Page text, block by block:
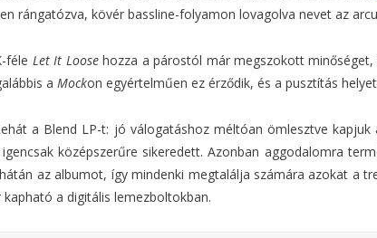
rángatózva, kövér bassline-folyamon lovagolva nevet az
féle Let It Loosehozza a párostól már megszokott minőséget,
aMockon egyértelműen ez érződik, és a pusztítás
a Blend LP-t: jó válogatáshoz méltóan ömlesztve
középszerűre sikeredett. Azonban aggodalomra
az albumot, így mindenki megtalálja számára azokat a
a digitális lemezboltokban.